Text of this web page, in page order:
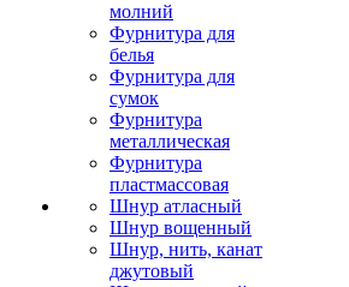
молний
Фурнитура для
белья
Фурнитура для
сумок
Фурнитура
металлическая
Фурнитура
пластмассовая
Шнур атласный
Шнур вощенный
Шнур, нить, канат
джутовый